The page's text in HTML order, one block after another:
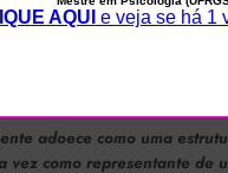
adoece como uma
vez como representante de